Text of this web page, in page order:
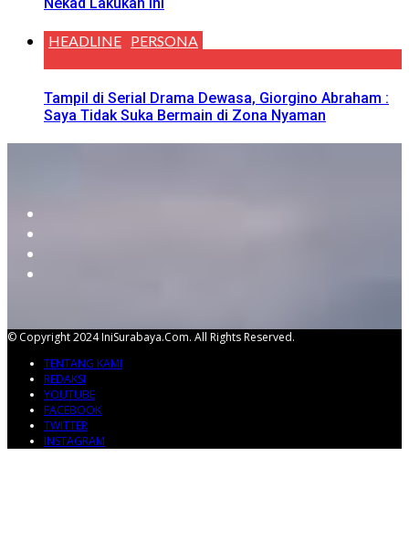
HEADLINE PERSONA
Tampil di Serial Drama Dewasa, Giorgino Abraham :
Saya Tidak Suka Bermain di Zona Nyaman
© Copyright 2024 IniSurabaya.com. All Rights Reserved.
TENTANG KAMI
REDAKSI
YOUTUBE
FACEBOOK
TWITTER
INSTAGRAM